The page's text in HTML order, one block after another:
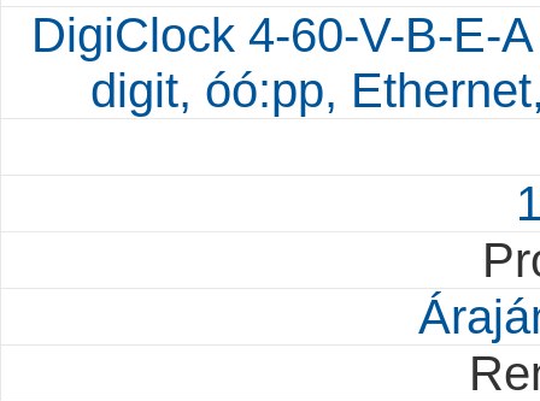
DigiClock 4-60-V-B-E-
digit, óó:pp,